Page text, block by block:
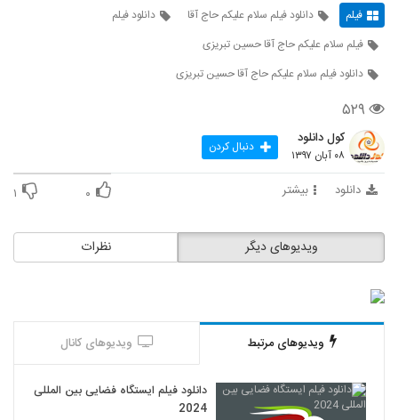
فیلم دانلود فیلم سلام علیکم حاج آقا
دانلود فیلم
فیلم سلام علیکم حاج آقا حسین تبریزی
دانلود فیلم سلام علیکم حاج آقا حسین تبریزی
۵۲۹
کول دانلود
۰۸ آبان ۱۳۹۷ دنبال کردن
دانلود بیشتر ۰ ۱
نظرات ویدیوهای دیگر
ویدیوهای مرتبط ویدیوهای کانال
دانلود فیلم ایستگاه فضایی بین المللی
2024